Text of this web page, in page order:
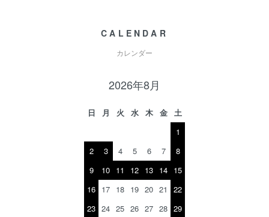
CALENDAR
カレンダー
2026年8月
日 月 火 水 木 金
土
1
2
3 4 5 6 7
8
9
10 11 12 13 14 15
16 17 18 19 20 21
22
23 24 25 26 27 28 29